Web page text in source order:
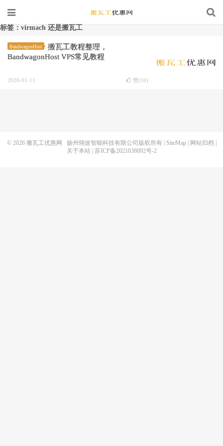
标签：virmach 还是搬瓦工
BandwagonHost
搬瓦工教程整理，
BandwagonHost VPS常见教程
2020-01-11 赞(16)
© 2026 搬瓦工优惠网 扬州翎途智能科技有限公司版权所有 | SiteMap| 网站归档
关于本站| 苏ICP备2021038092号-2